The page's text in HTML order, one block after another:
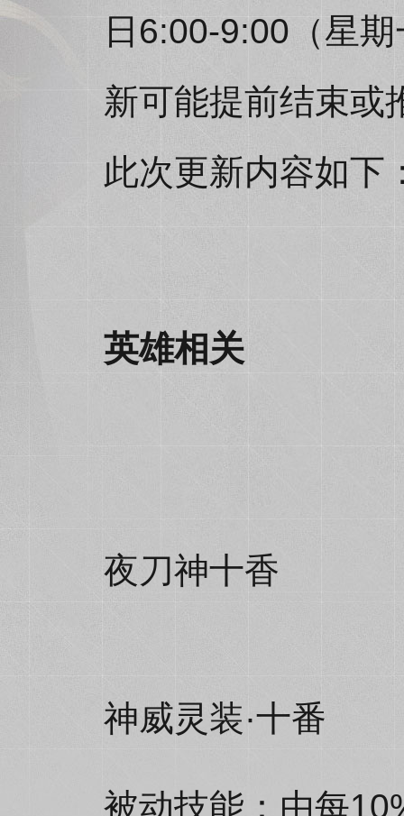
日6:00-9:00（星
新可能提前结束或
此次更新内容如下
英雄相关
夜刀神十香
神威灵装·十番
被动技能：由每